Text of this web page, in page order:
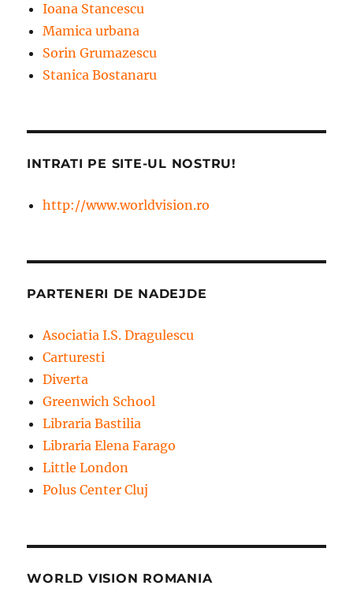
Ioana Stancescu
Mamica urbana
Sorin Grumazescu
Stanica Bostanaru
INTRATI PE SITE-UL NOSTRU!
http://www.worldvision.ro
PARTENERI DE NADEJDE
Asociatia I.S. Dragulescu
Carturesti
Diverta
Greenwich School
Libraria Bastilia
Libraria Elena Farago
Little London
Polus Center Cluj
WORLD VISION ROMANIA